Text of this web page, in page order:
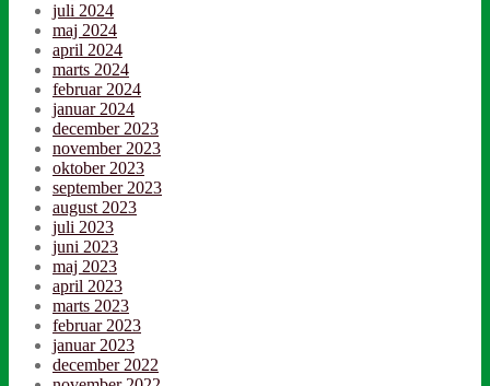
juli 2024
maj 2024
april 2024
marts 2024
februar 2024
januar 2024
december 2023
november 2023
oktober 2023
september 2023
august 2023
juli 2023
juni 2023
maj 2023
april 2023
marts 2023
februar 2023
januar 2023
december 2022